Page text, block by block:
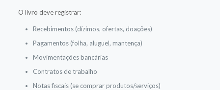
O livro deve registrar:
Recebimentos (dízimos, ofertas, doações)
Pagamentos (folha, aluguel, mantença)
Movimentações bancárias
Contratos de trabalho
Notas fiscais (se comprar produtos/serviços)